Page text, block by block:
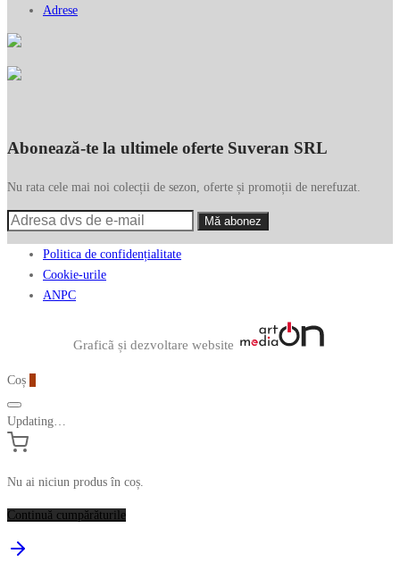
Adrese
Abonează-te la ultimele oferte Suveran SRL
Nu rata cele mai noi colecții de sezon, oferte și promoții de nerefuzat.
Politica de confidențialitate
Cookie-urile
ANPC
Graficã și dezvoltare website
Coș
Updating…
Nu ai niciun produs în coș.
Continuă cumpărăturile